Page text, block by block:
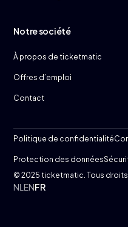
Notre société
À propos de ticketmatic
Offres d’emploi
Contact
© 2025 ticketmatic. Tous droits
Politique de confidentialité
Protection des données
NLENFR